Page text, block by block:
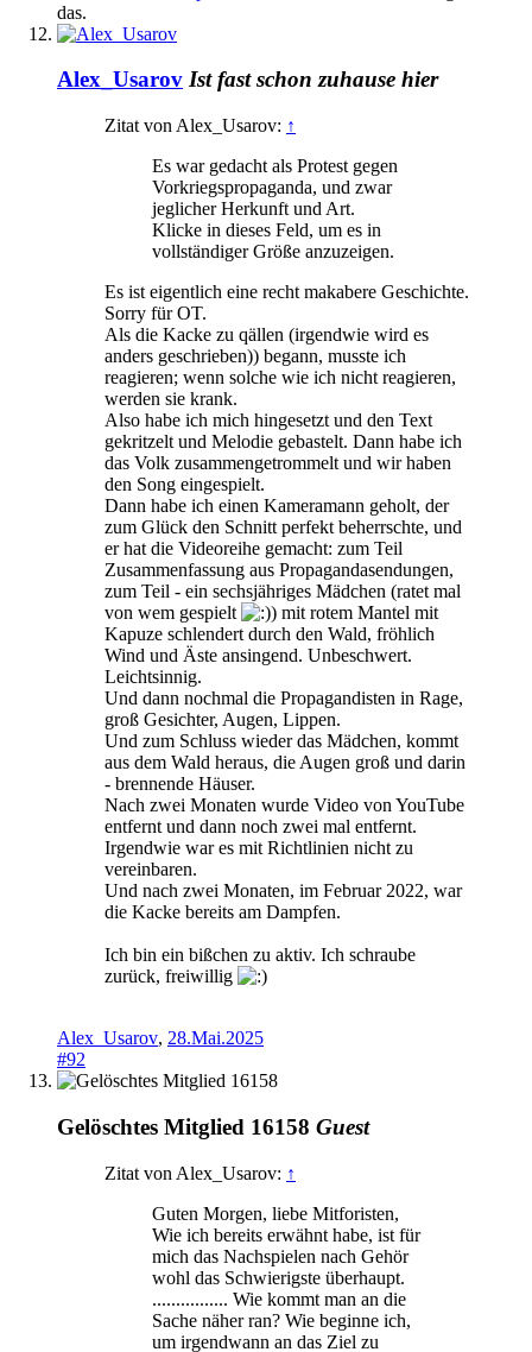
das.
Alex_Usarov Ist fast schon zuhause hier
Zitat von Alex_Usarov: ↑
Es war gedacht als Protest gegen
Vorkriegspropaganda, und zwar
jeglicher Herkunft und Art.
Klicke in dieses Feld, um es in
vollständiger Größe anzuzeigen.
Es ist eigentlich eine recht makabere Geschichte.
Sorry für OT.
Als die Kacke zu qällen (irgendwie wird es
anders geschrieben)) begann, musste ich
reagieren; wenn solche wie ich nicht reagieren,
werden sie krank.
Also habe ich mich hingesetzt und den Text
gekritzelt und Melodie gebastelt. Dann habe ich
das Volk zusammengetrommelt und wir haben
den Song eingespielt.
Dann habe ich einen Kameramann geholt, der
zum Glück den Schnitt perfekt beherrschte, und
er hat die Videoreihe gemacht: zum Teil
Zusammenfassung aus Propagandasendungen,
zum Teil - ein sechsjähriges Mädchen (ratet mal
von wem gespielt
) mit rotem Mantel mit
Kapuze schlendert durch den Wald, fröhlich
Wind und Äste ansingend. Unbeschwert.
Leichtsinnig.
Und dann nochmal die Propagandisten in Rage,
groß Gesichter, Augen, Lippen.
Und zum Schluss wieder das Mädchen, kommt
aus dem Wald heraus, die Augen groß und darin
- brennende Häuser.
Nach zwei Monaten wurde Video von YouTube
entfernt und dann noch zwei mal entfernt.
Irgendwie war es mit Richtlinien nicht zu
vereinbaren.
Und nach zwei Monaten, im Februar 2022, war
die Kacke bereits am Dampfen.
Ich bin ein bißchen zu aktiv. Ich schraube
zurück, freiwillig
Alex_Usarov, 28.Mai.2025
#92
Gelöschtes Mitglied 16158 Guest
Zitat von Alex_Usarov: ↑
Guten Morgen, liebe Mitforisten,
Wie ich bereits erwähnt habe, ist für
mich das Nachspielen nach Gehör
wohl das Schwierigste überhaupt.
................ Wie kommt man an die
Sache näher ran? Wie beginne ich,
um irgendwann an das Ziel zu